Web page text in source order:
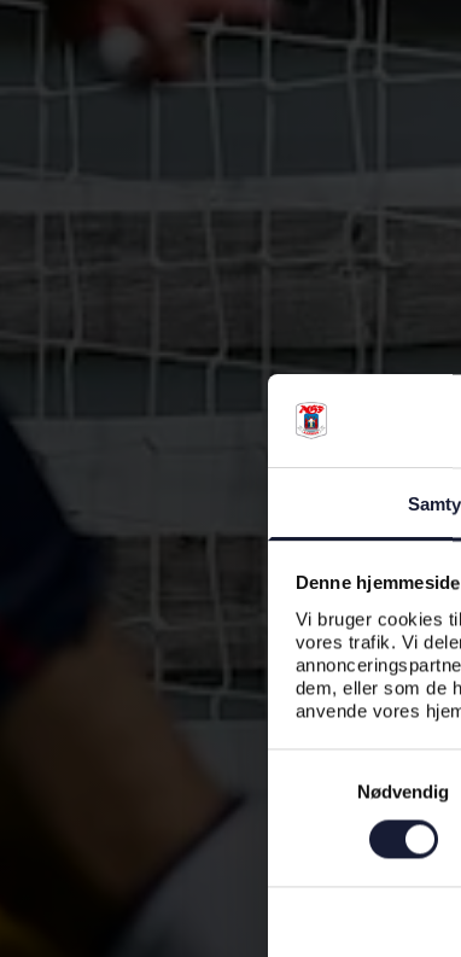
Denne
Vi bruger cookies
vores trafik. Vi
dem, eller som de
anvende vores
Nødvendig